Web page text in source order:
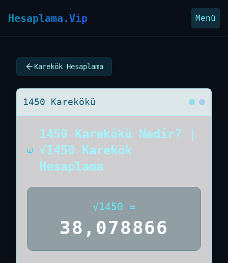
Hesaplama.Vip Menü
Karekök Hesaplama
1450 Karekökü
1450 Karekökü Nedir? |
√1450 Karekök
Hesaplama
√1450 =
38,078866